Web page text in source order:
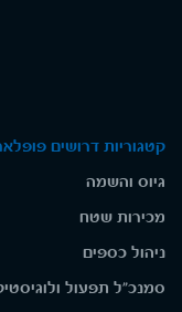
קטגוריות דרושים
גיוס והשמה
מכירות שטח
ניהול כספים
סמנכ"ל תפעול